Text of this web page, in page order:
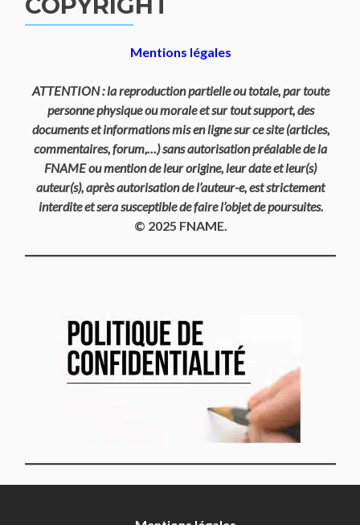
Mentions légales
ATTENTION : la reproduction partielle ou totale, par toute
personne physique ou morale et sur tout support, des
documents et informations mis en ligne sur ce site (articles,
commentaires, forum,…) sans autorisation préalable de la
FNAME ou mention de leur origine, leur date et leur(s)
auteur(s), après autorisation de l’auteur-e, est strictement
interdite et sera susceptible de faire l’objet de poursuites.
© 2025 FNAME.